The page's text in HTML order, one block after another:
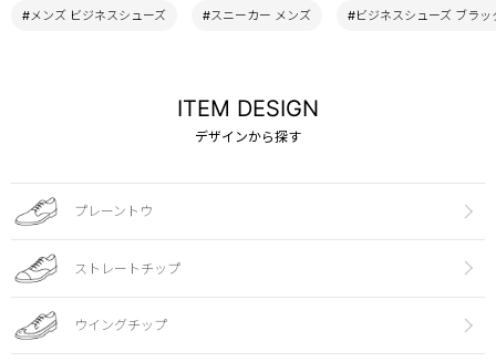
#メンズ ビジネスシューズ #スニーカー メンズ #ビジネスシューズ ブラッ
ITEM DESIGN
デザインから探す
プレーントウ
ストレートチップ
ウイングチップ